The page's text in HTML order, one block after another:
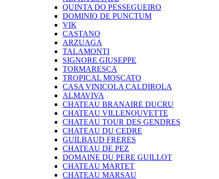
QUINTA DO PESSEGUEIRO
DOMINIO DE PUNCTUM
VIK
CASTANO
ARZUAGA
TALAMONTI
SIGNORE GIUSEPPE
TORMARESCA
TROPICAL MOSCATO
CASA VINICOLA CALDIROLA
ALMAVIVA
CHATEAU BRANAIRE DUCRU
CHATEAU VILLENOUVETTE
CHATEAU TOUR DES GENDRES
CHATEAU DU CEDRE
GUILBAUD FRERES
CHATEAU DE PEZ
DOMAINE DU PERE GUILLOT
CHATEAU MARTET
CHATEAU MARSAU